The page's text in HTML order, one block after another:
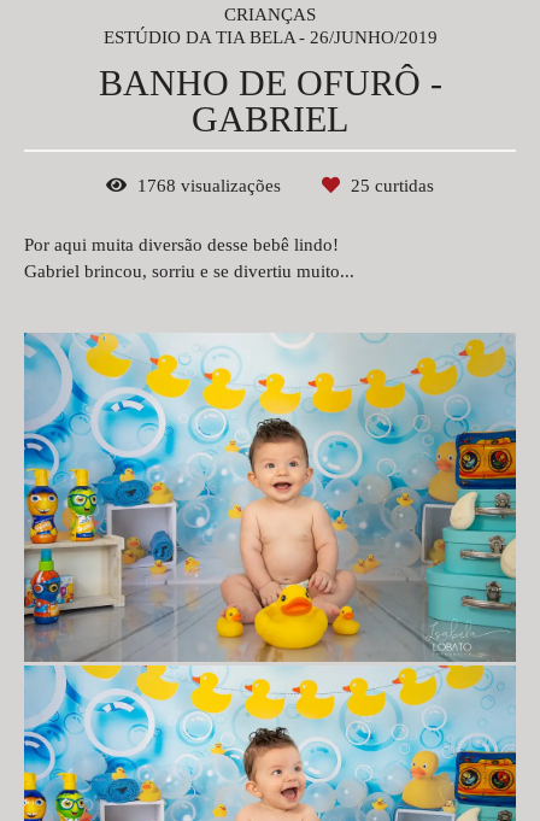
CRIANÇAS
ESTÚDIO DA TIA BELA
26/JUNHO/2019
BANHO DE OFURÔ -
GABRIEL
1768 visualizações 25 curtidas
Por aqui muita diversão desse bebê lindo!
Gabriel brincou, sorriu e se divertiu muito...